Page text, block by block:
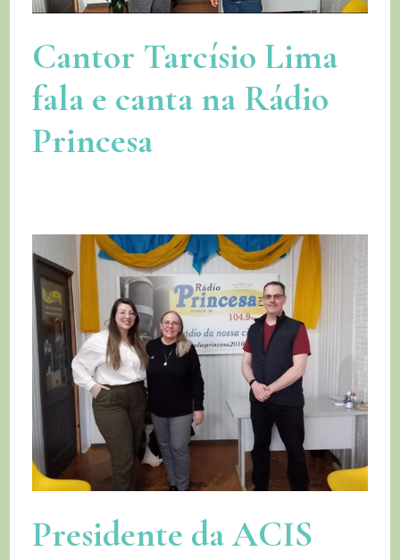
Cantor Tarcísio Lima
fala e canta na Rádio
Princesa
Presidente da ACIS